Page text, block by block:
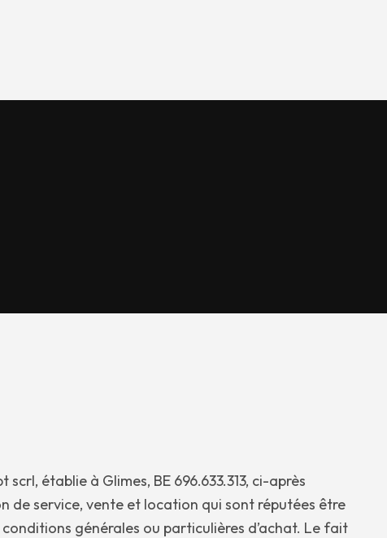
établie à Glimes, BE 696.633.313, ci-après
de service, vente et location qui sont réputées être
générales ou particulières d’achat. Le fait